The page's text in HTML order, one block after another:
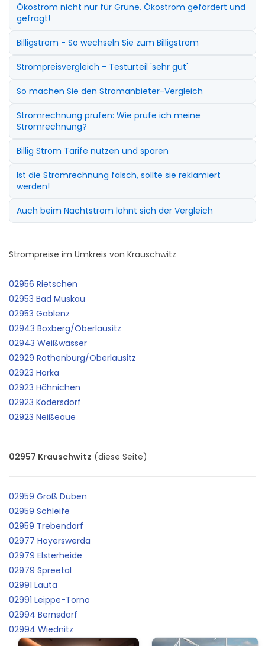
Ökostrom nicht nur für Grüne. Ökostrom gefördert und
gefragt!
Billigstrom - So wechseln Sie zum Billigstrom
Strompreisvergleich - Testurteil 'sehr gut'
So machen Sie den Stromanbieter-Vergleich
Stromrechnung prüfen: Wie prüfe ich meine
Stromrechnung?
Billig Strom Tarife nutzen und sparen
Ist die Stromrechnung falsch, sollte sie reklamiert
werden!
Auch beim Nachtstrom lohnt sich der Vergleich
Strompreise im Umkreis von Krauschwitz
02956 Rietschen
02953 Bad Muskau
02953 Gablenz
02943 Boxberg/Oberlausitz
02943 Weißwasser
02929 Rothenburg/Oberlausitz
02923 Horka
02923 Hähnichen
02923 Kodersdorf
02923 Neißeaue
02957 Krauschwitz (diese Seite)
02959 Groß Düben
02959 Schleife
02959 Trebendorf
02977 Hoyerswerda
02979 Elsterheide
02979 Spreetal
02991 Lauta
02991 Leippe-Torno
02994 Bernsdorf
02994 Wiednitz